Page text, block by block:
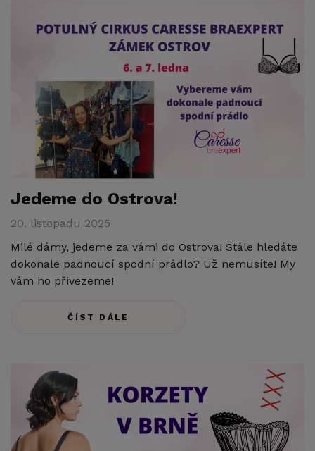
Jedeme do Ostrova!
20. listopadu 2025
Milé dámy, jedeme za vámi do Ostrova! Stále hledáte
dokonale padnoucí spodní prádlo? Už nemusíte! My
vám ho přivezeme!
ČÍST DÁLE